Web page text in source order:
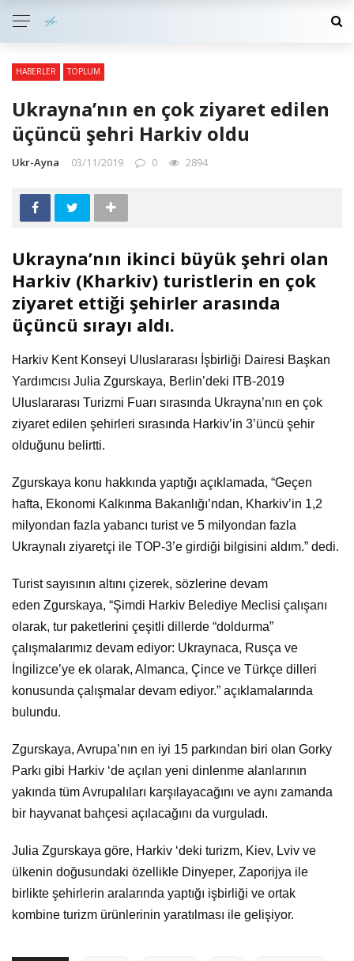
HABERLER TOPLUM
Ukrayna’nın en çok ziyaret edilen
üçüncü şehri Harkiv oldu
Ukr-Ayna 03/11/2019 0 2894
Ukrayna’nın ikinci büyük şehri olan
Harkiv (Kharkiv) turistlerin en çok
ziyaret ettiği şehirler arasında
üçüncü sırayı aldı.
Harkiv Kent Konseyi Uluslararası İşbirliği Dairesi Başkan
Yardımcısı Julia Zgurskaya, Berlin’deki ITB-2019
Uluslararası Turizmi Fuarı sırasında Ukrayna’nın en çok
ziyaret edilen şehirleri sırasında Harkiv’in 3’üncü şehir
olduğunu belirtti.
Zgurskaya konu hakkında yaptığı açıklamada, “Geçen
hafta, Ekonomi Kalkınma Bakanlığı’ndan, Kharkiv’in 1,2
milyondan fazla yabancı turist ve 5 milyondan fazla
Ukraynalı ziyaretçi ile TOP-3’e girdiği bilgisini aldım.” dedi.
Turist sayısının altını çizerek, sözlerine devam
eden Zgurskaya, “Şimdi Harkiv Belediye Meclisi çalışanı
olarak, tur paketlerini çeşitli dillerde “doldurma”
çalışmalarımız devam ediyor: Ukraynaca, Rusça ve
İngilizce’ye ek olarak, Almanca, Çince ve Türkçe dilleri
konusunda çalışmalar devam ediyor.” açıklamalarında
bulundu.
Zgurskaya, Avrupa’nın en iyi 15 parkından biri olan Gorky
Parkı gibi Harkiv ‘de açılan yeni dinlenme alanlarının
yakında tüm Avrupalıları karşılayacağını ve aynı zamanda
bir hayvanat bahçesi açılacağını da vurguladı.
Julia Zgurskaya göre, Harkiv ‘deki turizm, Kiev, Lviv ve
ülkenin doğusundaki özellikle Dinyeper, Zaporijya ile
birlikte şehirlerin aralarında yaptığı işbirliği ve ortak
kombine turizm ürünlerinin yaratılması ile gelişiyor.